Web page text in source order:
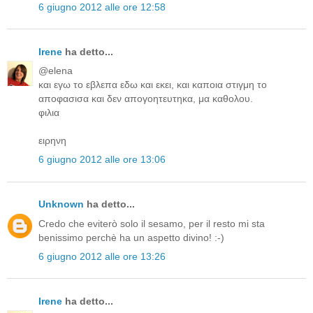
6 giugno 2012 alle ore 12:58
Irene ha detto...
@elena
και εγω το εβλεπα εδω και εκει, και καποια στιγμη το
αποφασισα και δεν απογοητευτηκα, μα καθολου.
φιλια
ειρηνη
6 giugno 2012 alle ore 13:06
Unknown ha detto...
Credo che eviterò solo il sesamo, per il resto mi sta
benissimo perchè ha un aspetto divino! :-)
6 giugno 2012 alle ore 13:26
Irene ha detto...